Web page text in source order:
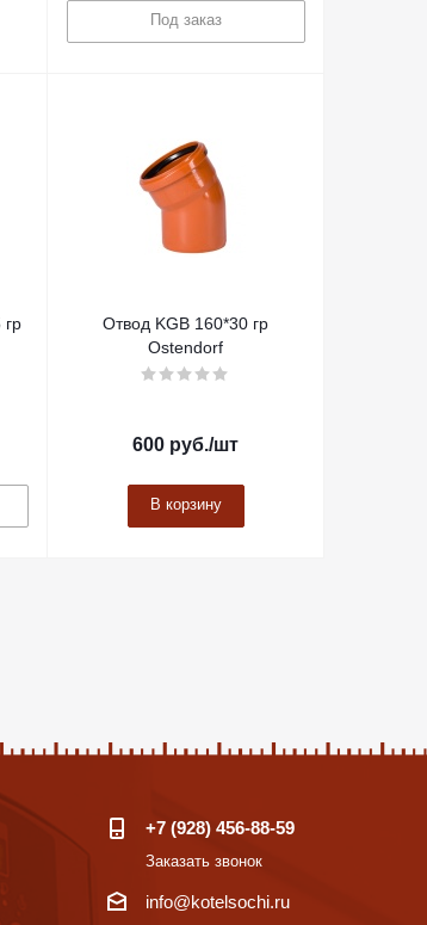
Под заказ
гр
Отвод KGB 160*30 гр
Ostendorf
600 руб./шт
В корзину
+7 (928) 456-88-59
Заказать звонок
info@kotelsochi.ru